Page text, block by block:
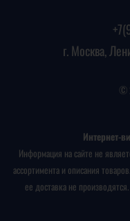
г. Москва,
©
Интернет-
Информация на сайте не
ассортимента и описания
ее доставка не